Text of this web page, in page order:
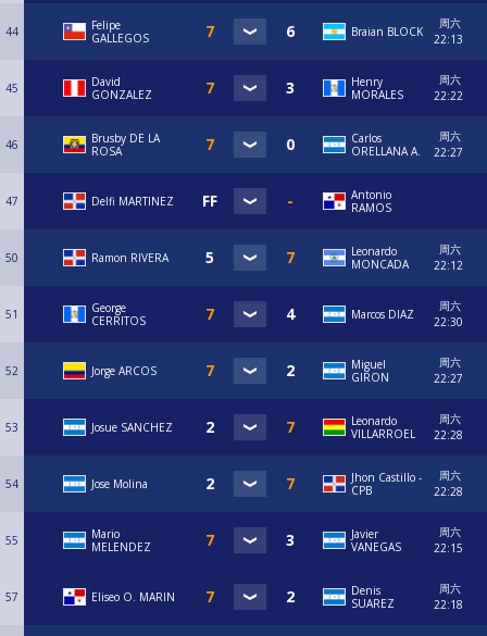
44
Felipe
GALLEGOS
Braian BLOCK
周六
22:13
45
David
GONZALEZ
Henry
MORALES
周六
22:22
46
Brusby DE LA
ROSA
Carlos
ORELLANA A.
周六
22:27
47 Delfi MARTINEZ
Antonio
RAMOS
50 Ramon RIVERA
Leonardo
MONCADA
周六
22:12
51
George
CERRITOS
Marcos DIAZ
周六
22:30
52 Jorge ARCOS
Miguel
GIRON
周六
22:27
53 Josue SANCHEZ
Leonardo
VILLARROEL
周六
22:28
54 Jose Molina
Jhon Castillo -
CPB
周六
22:28
55
Mario
MELENDEZ
Javier
VANEGAS
周六
22:15
57 Eliseo O. MARIN
Denis
SUAREZ
周六
22:18